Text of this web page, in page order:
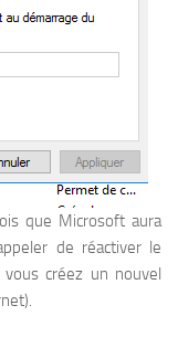
que Microsoft aura
de réactiver le
créez un nouvel